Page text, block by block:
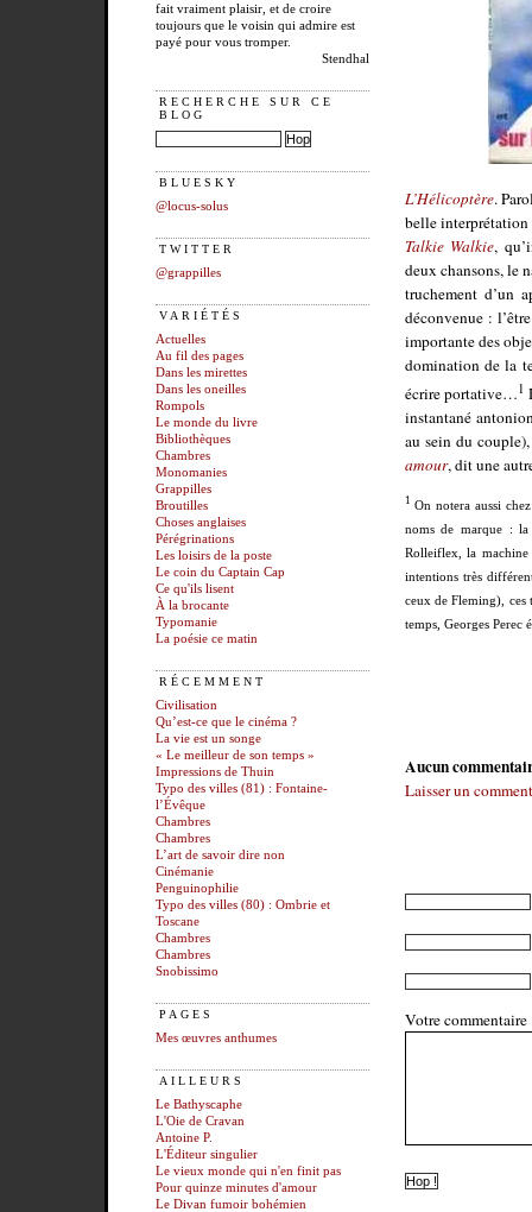
fait vraiment plaisir, et de croire
toujours que le voisin qui admire est
payé pour vous tromper.
Stendhal
RECHERCHE SUR CE
BLOG
BLUESKY
@locus-solus
TWITTER
@grappilles
VARIÉTÉS
Actuelles
Au fil des pages
Dans les mirettes
Dans les oneilles
Rompols
Le monde du livre
Bibliothèques
Chambres
Monomanies
Grappilles
Broutilles
Choses anglaises
Pérégrinations
Les loisirs de la poste
Le coin du Captain Cap
Ce qu'ils lisent
À la brocante
Typomanie
La poésie ce matin
RÉCEMMENT
Civilisation
Qu’est-ce que le cinéma ?
La vie est un songe
« Le meilleur de son temps »
Impressions de Thuin
Typo des villes (81) : Fontaine-
l’Évêque
Chambres
Chambres
L’art de savoir dire non
Cinémanie
Penguinophilie
Typo des villes (80) : Ombrie et
Toscane
Chambres
Chambres
Snobissimo
PAGES
Mes œuvres anthumes
AILLEURS
Le Bathyscaphe
L'Oie de Cravan
Antoine P.
L'Éditeur singulier
Le vieux monde qui n'en finit pas
Pour quinze minutes d'amour
Le Divan fumoir bohémien
L’Hélicoptère.
belle
Talkie Walkie,
deux chansons, le
truchement d’un
déconvenue :
importante des
domination de la
écrire portative…1
instantané
au sein du
amour, dit une
1 On notera aussi
noms de marque :
Rolleiflex, la machine
intentions très
ceux de Fleming), ces
temps, Georges Perec
Aucun
Laisser un
Votre commentaire